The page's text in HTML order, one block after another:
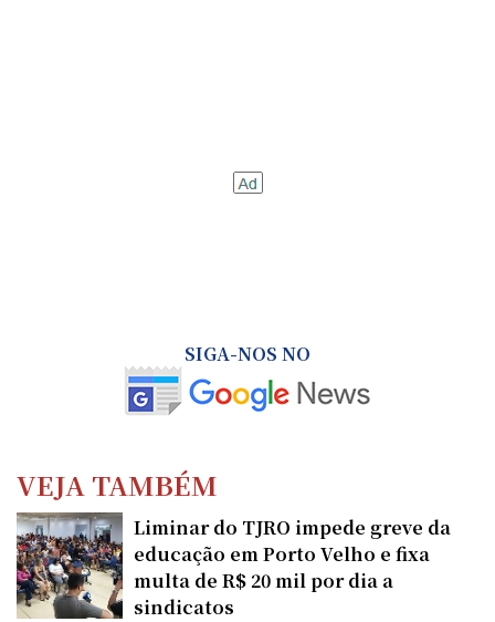
SIGA-NOS NO
VEJA TAMBÉM
Liminar do TJRO impede greve da
educação em Porto Velho e fixa
multa de R$ 20 mil por dia a
sindicatos